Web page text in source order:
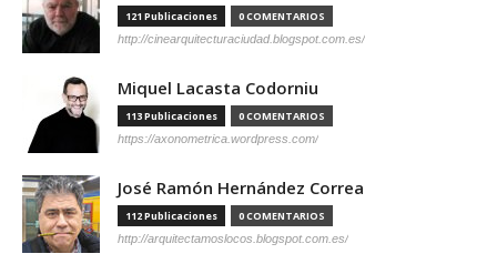
121 Publicaciones 0 COMENTARIOS
http://cinearquitecturaciudad.blogspot.com.es/
Miquel Lacasta Codorniu
113 Publicaciones 0 COMENTARIOS
https://axonometrica.wordpress.com/
José Ramón Hernández Correa
112 Publicaciones 0 COMENTARIOS
http://arquitectamoslocos.blogspot.com.es/